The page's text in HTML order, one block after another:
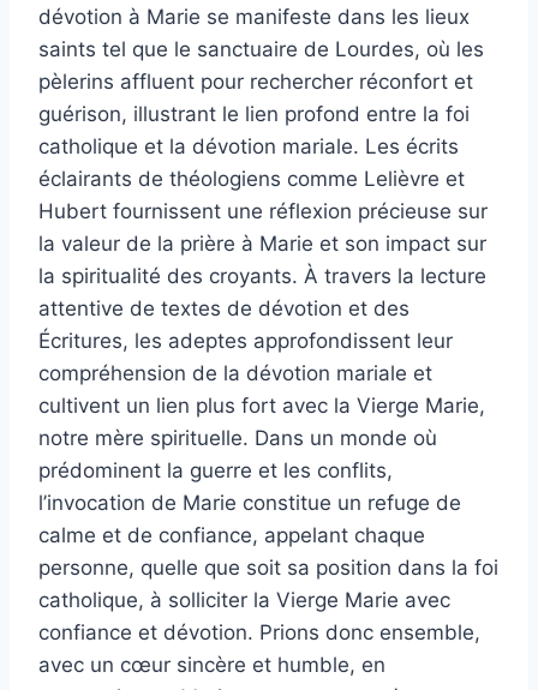
dévotion à Marie se manifeste dans les lieux
saints tel que le sanctuaire de Lourdes, où les
pèlerins affluent pour rechercher réconfort et
guérison, illustrant le lien profond entre la foi
catholique et la dévotion mariale. Les écrits
éclairants de théologiens comme Lelièvre et
Hubert fournissent une réflexion précieuse sur
la valeur de la prière à Marie et son impact sur
la spiritualité des croyants. À travers la lecture
attentive de textes de dévotion et des
Écritures, les adeptes approfondissent leur
compréhension de la dévotion mariale et
cultivent un lien plus fort avec la Vierge Marie,
notre mère spirituelle. Dans un monde où
prédominent la guerre et les conflits,
l’invocation de Marie constitue un refuge de
calme et de confiance, appelant chaque
personne, quelle que soit sa position dans la foi
catholique, à solliciter la Vierge Marie avec
confiance et dévotion. Prions donc ensemble,
avec un cœur sincère et humble, en